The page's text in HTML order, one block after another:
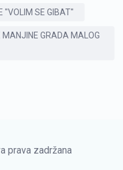
"VOLIM SE GIBAT"
GRADA MALOG
prava zadržana